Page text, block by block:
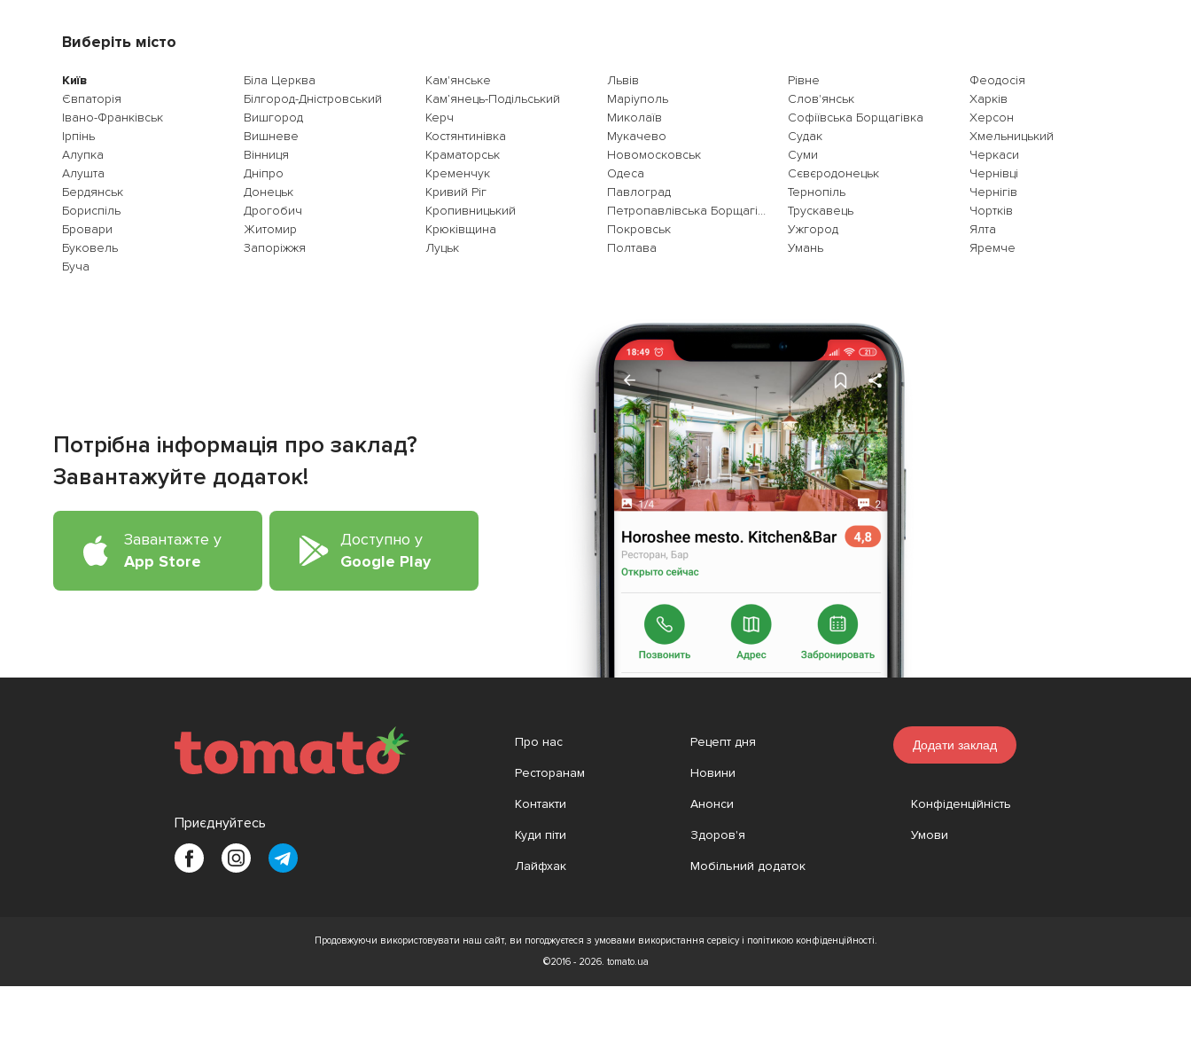
Виберіть місто
Київ
Євпаторія
Івано-Франківськ
Ірпінь
Алупка
Алушта
Бердянськ
Бориспіль
Бровари
Буковель
Буча
Біла Церква
Білгород-Дністровський
Вишгород
Вишневе
Вінниця
Дніпро
Донецьк
Дрогобич
Житомир
Запоріжжя
Кам'янське
Кам’янець-Подільський
Керч
Костянтинівка
Краматорськ
Кременчук
Кривий Ріг
Кропивницький
Крюківщина
Луцьк
Львів
Маріуполь
Миколаїв
Мукачево
Новомосковськ
Одеса
Павлоград
Петропавлівська Борщагівка
Покровськ
Полтава
Рівне
Слов'янськ
Софіївська Борщагівка
Судак
Суми
Сєвєродонецьк
Тернопіль
Трускавець
Ужгород
Умань
Феодосія
Харків
Херсон
Хмельницький
Черкаси
Чернівці
Чернігів
Чортків
Ялта
Яремче
Потрібна інформація про заклад?
Завантажуйте додаток!
Завантажте у
App Store
Доступно у
Google Play
Приєднуйтесь
Про нас
Ресторанам
Контакти
Куди піти
Лайфхак
Рецепт дня
Новини
Анонси
Здоров'я
Мобільний додаток
Додати заклад
Конфіденційність
Умови
Продовжуючи використовувати наш сайт, ви погоджуєтеся з умовами використання сервісу і політикою конфіденційності.
©2016 - 2026. tomato.ua